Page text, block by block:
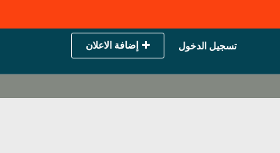
تسجيل الدخول إضافة الاعلان